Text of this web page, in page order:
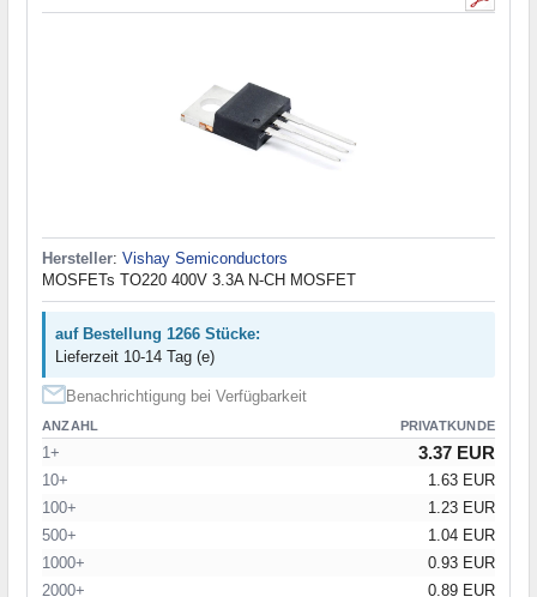
Hersteller: Vishay Semiconductors
MOSFETs TO220 400V 3.3A N-CH MOSFET
auf Bestellung 1266 Stücke:
Lieferzeit 10-14 Tag (e)
Benachrichtigung bei Verfügbarkeit
ANZAHL PRIVATKUNDE
1+ 3.37 EUR
10+
1.63 EUR
100+
1.23 EUR
500+
1.04 EUR
1000+
0.93 EUR
2000+
0.89 EUR